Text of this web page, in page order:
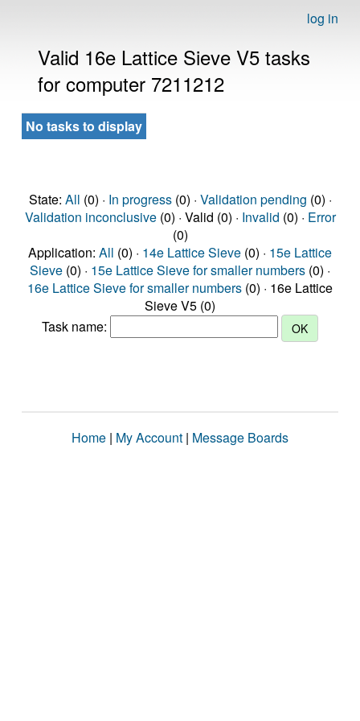
log in
Valid 16e Lattice Sieve V5 tasks
for computer 7211212
No tasks to display
State: All (0) · In progress(0) · Validation pending (0) ·
Validation inconclusive(0) · Valid (0) · Invalid (0) · Error
(0)
Application: All (0) · 14e Lattice Sieve (0) · 15e Lattice
Sieve (0) · 15e Lattice Sieve for smaller numbers (0) ·
16e Lattice Sieve for smaller numbers (0) · 16e Lattice
Sieve V5 (0)
Task name:
Home | My Account | Message Boards